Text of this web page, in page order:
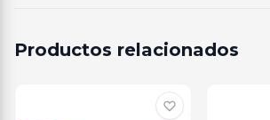
Productos relacionados